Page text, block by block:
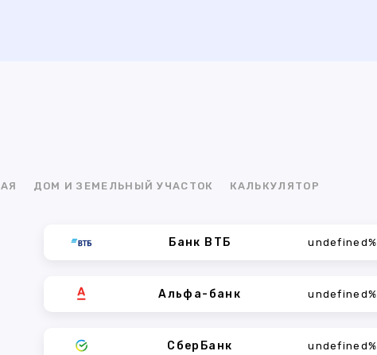
ДОМ И ЗЕМЕЛЬНЫЙ УЧАСТОК КАЛЬКУЛЯТОР
Банк ВТБ undefined%
Альфа-банк undefined%
СберБанк undefined%